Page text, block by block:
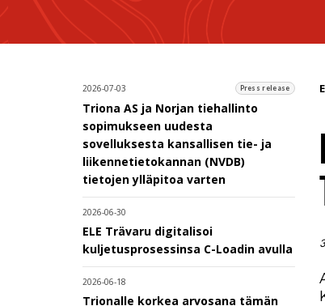
2026-07-03 Press release
Triona AS ja Norjan tiehallinto
sopimukseen uudesta
sovelluksesta kansallisen tie- ja
liikennetietokannan (NVDB)
tietojen ylläpitoa varten
2026-06-30
ELE Trävaru digitalisoi
kuljetusprosessinsa C-Loadin avulla
2026-06-18
Trionalle korkea arvosana tämän